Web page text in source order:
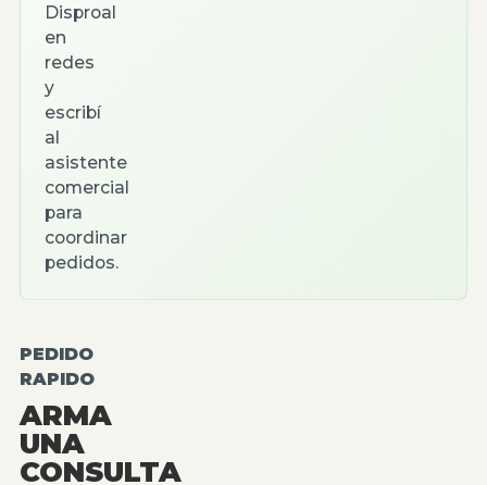
Disproal
en
redes
y
escribí
al
asistente
comercial
para
coordinar
pedidos.
PEDIDO
RAPIDO
ARMA
UNA
CONSULTA